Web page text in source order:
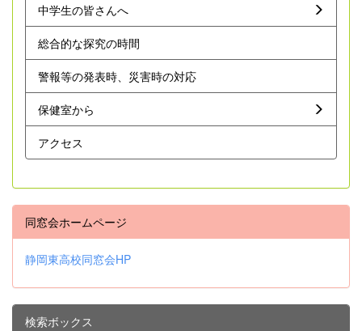
中学生の皆さんへ
総合的な探究の時間
警報等の発表時、災害時の対応
保健室から
アクセス
同窓会ホームページ
静岡東高校同窓会HP
検索ボックス